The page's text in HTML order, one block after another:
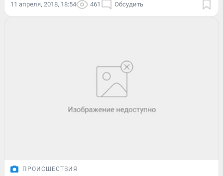
11 апреля, 2018, 18:54 461 Обсудить
ПРОИСШЕСТВИЯ